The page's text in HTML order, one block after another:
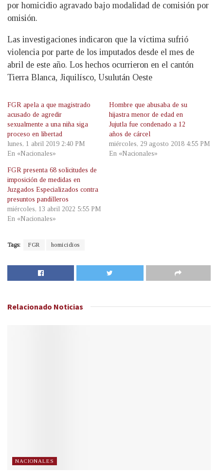
por homicidio agravado bajo modalidad de comisión por
omisión.
Las investigaciones indicaron que la víctima sufrió
violencia por parte de los imputados desde el mes de
abril de este año. Los hechos ocurrieron en el cantón
Tierra Blanca, Jiquilísco, Usulután Oeste
FGR apela a que magistrado
acusado de agredir
sexualmente a una niña siga
proceso en libertad
lunes, 1 abril 2019 2:40 PM
En «Nacionales»
Hombre que abusaba de su
hijastra menor de edad en
Jujutla fue condenado a 12
años de cárcel
miércoles, 29 agosto 2018 4:55 PM
En «Nacionales»
FGR presenta 68 solicitudes de
imposición de medidas en
Juzgados Especializados contra
presuntos pandilleros
miércoles, 13 abril 2022 5:55 PM
En «Nacionales»
Tags: FGR homicidios
Relacionado Noticias
NACIONALES